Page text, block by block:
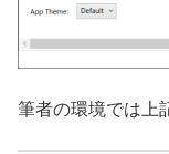
筆者の環境では上